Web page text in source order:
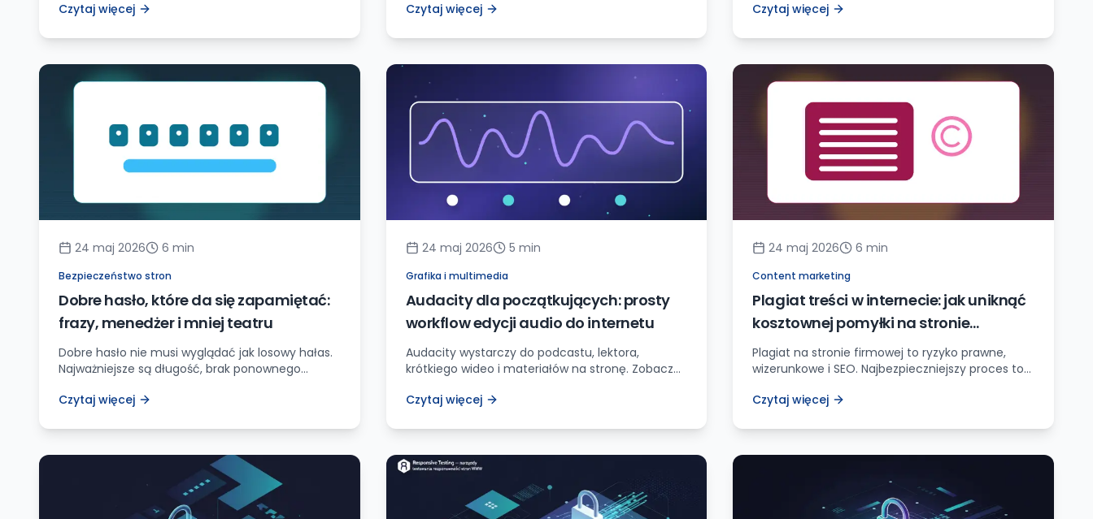
jak nie popsuć CTA.
Czytaj więcej
błędów na mobile.
Czytaj więcej
checklist wdrożenia.
Czytaj więcej
24 maj 2026 6 min
Bezpieczeństwo stron
Dobre hasło, które da się zapamiętać:
frazy, menedżer i mniej teatru
Dobre hasło nie musi wyglądać jak losowy hałas.
Najważniejsze są długość, brak ponownego
uwierzytelnianie tam, gdzie konto ma znaczenie.
Czytaj więcej
24 maj 2026 5 min
Grafika i multimedia
Audacity dla początkujących: prosty
workflow edycji audio do internetu
Audacity wystarczy do podcastu, lektora,
krótkiego wideo i materiałów na stronę. Zobacz
cięcie, normalizacja i eksport.
Czytaj więcej
24 maj 2026 6 min
Content marketing
Plagiat treści w internecie: jak uniknąć
kosztownej pomyłki na stronie
firmowej
Plagiat na stronie firmowej to ryzyko prawne,
wizerunkowe i SEO. Najbezpieczniejszy proces to
archiwum materiałów użytych w publikacji.
Czytaj więcej